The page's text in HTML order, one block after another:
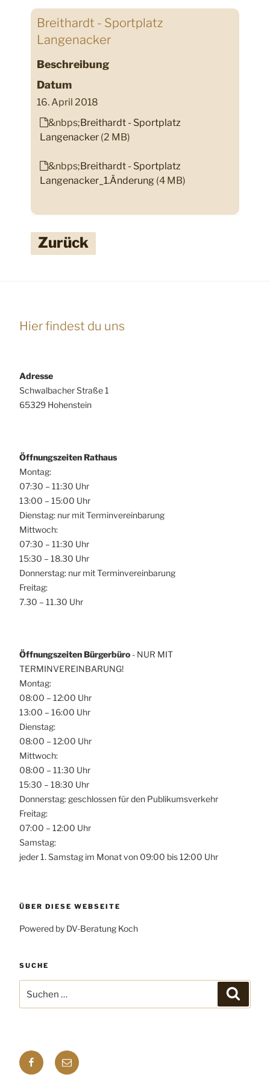
Breithardt - Sportplatz
Langenacker
Beschreibung
Datum
16. April 2018
&nbps;Breithardt - Sportplatz
Langenacker (2 MB)
&nbps;Breithardt - Sportplatz
Langenacker_1.Änderung (4 MB)
Zurück
Hier findest du uns
Adresse
Schwalbacher Straße 1
65329 Hohenstein
Öffnungszeiten Rathaus
Montag:
07:30 – 11:30 Uhr
13:00 – 15:00 Uhr
Dienstag: nur mit Terminvereinbarung
Mittwoch:
07:30 – 11:30 Uhr
15:30 – 18.30 Uhr
Donnerstag: nur mit Terminvereinbarung
Freitag:
7.30 – 11.30 Uhr
Öffnungszeiten Bürgerbüro - NUR MIT
TERMINVEREINBARUNG!
Montag:
08:00 – 12:00 Uhr
13:00 – 16:00 Uhr
Dienstag:
08:00 – 12:00 Uhr
Mittwoch:
08:00 – 11:30 Uhr
15:30 – 18:30 Uhr
Donnerstag: geschlossen für den Publikumsverkehr
Freitag:
07:00 – 12:00 Uhr
Samstag:
jeder 1. Samstag im Monat von 09:00 bis 12:00 Uhr
ÜBER DIESE WEBSEITE
Powered by DV-Beratung Koch
SUCHE
nach:
Facebook
E-
mail